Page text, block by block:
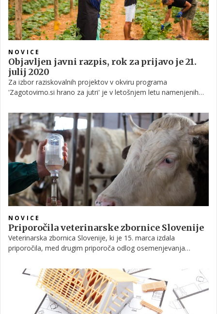
NOVICE
Objavljen javni razpis, rok za prijavo je 21.
julij 2020
Za izbor raziskovalnih projektov v okviru programa
'Zagotovimo.si hrano za jutri' je v letošnjem letu namenjenih
NOVICE
Priporočila veterinarske zbornice Slovenije
Veterinarska zbornica Slovenije, ki je 15. marca izdala
priporočila, med drugim priporoča odlog osemenjevanja
kmetijstvo, gozdarstvo in prehrano rejce seznanja s
smernicami in priporočili in jih poziva, da spoštujejo pravila
veterinarske stroke, poudarjajo pa tudi pomen priporočil,
pripravljenih od veterinarske stroke za vse veterinarske
organizacije, v času epidemije s covid-19.